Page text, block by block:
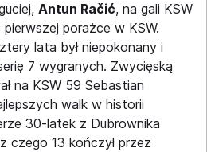
Antun Račić, na gali KSW
porażce w KSW.
lata był niepokonany i
7 wygranych. Zwycięską
na KSW 59 Sebastian
walk w historii
30-latek z Dubrownika
czego 13 kończył przez